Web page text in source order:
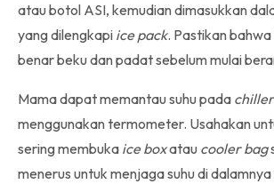
atau botol ASI, kemudian dimasukkan
yang dilengkapi ice pack. Pastikan bahwa
benar beku dan padat sebelum mulai
Mama dapat memantau suhu pada chiller
menggunakan termometer. Usahakan
sering membuka ice boxatau cooler bag
menerus untuk menjaga suhu di